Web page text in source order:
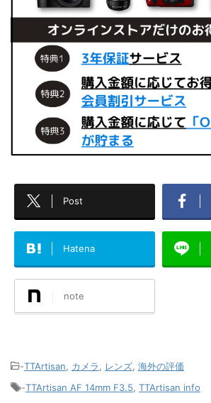
Post
Hatena
note
-TTArtisan カメラ レンズ 海外の評価
-TTArtisan AF 14mm F3.5 TTArtisan info